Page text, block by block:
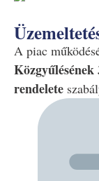
A piac
rendelete